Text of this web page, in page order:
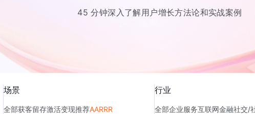
45 分钟深入了解用户增长方法论和实战案例
场景
全部获客留存激活变现推荐AARRR
行业
全部企业服务互联网金融社交/